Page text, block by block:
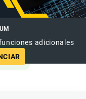
adicionales